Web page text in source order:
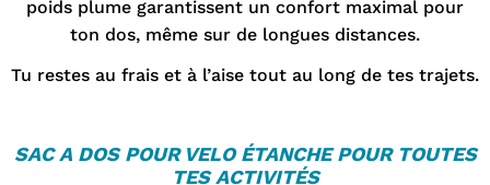
poids plume garantissent un confort maximal pour
ton dos, même sur de longues distances.
Tu restes au frais et à l’aise tout au long de tes trajets.
SAC A DOS POUR VELO ÉTANCHE POUR TOUTES
TES ACTIVITÉS